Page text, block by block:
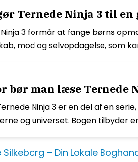
Ternede Ninja 3 til
3 formår at fange børns
mod og selvopdagelse, som
bør man læse Ternede
Ninja 3 er en del af en
og universet. Bogen tilbyder
Silkeborg – Din Lokale